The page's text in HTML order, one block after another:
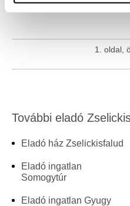
valamint
közösségi média-, hirdető-
1. oldal,
További eladó
Eladó ház Zselickisfalud
Eladó ingatlan
Somogytúr
Eladó ingatlan Gyugy